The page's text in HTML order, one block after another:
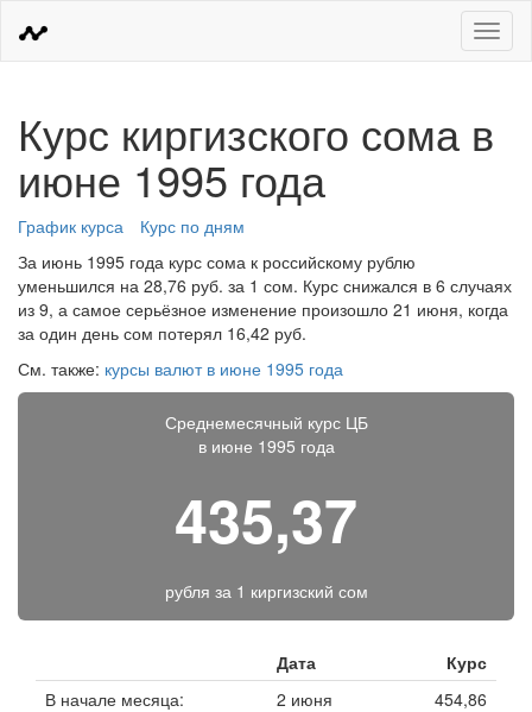
Меню
Курс киргизского сома в
июне 1995 года
График курса
Курс по дням
За июнь 1995 года курс сома к российскому рублю
уменьшился на 28,76 руб. за 1 сом. Курс снижался в 6 случаях
из 9, а самое серьёзное изменение произошло 21 июня, когда
за один день сом потерял 16,42 руб.
См. также: курсы валют в июне 1995 года
Среднемесячный курс ЦБ
в июне 1995 года
435,37
рубля за 1 киргизский сом
Дата
Курс
В начале месяца:
2 июня
454,86